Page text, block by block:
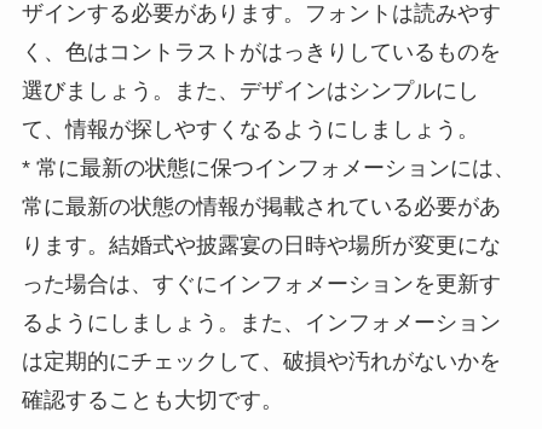
ザインする必要があります。フォントは読みやす
く、色はコントラストがはっきりしているものを
選びましょう。また、デザインはシンプルにし
て、情報が探しやすくなるようにしましょう。
* 常に最新の状態に保つインフォメーションには、
常に最新の状態の情報が掲載されている必要があ
ります。結婚式や披露宴の日時や場所が変更にな
った場合は、すぐにインフォメーションを更新す
るようにしましょう。また、インフォメーション
は定期的にチェックして、破損や汚れがないかを
確認することも大切です。